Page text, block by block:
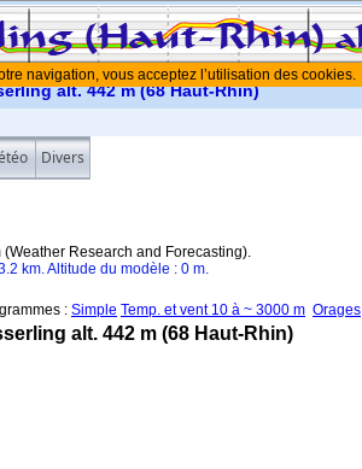
alt. 442 m (68 Haut-Rhin)
Divers
Research and Forecasting).
km. Altitude du modèle : 0 m.
: Simple Temp. et vent 10 à ~ 3000 m Orages
alt. 442 m (68 Haut-Rhin)
navigation, vous acceptez l’utilisation des cookies.